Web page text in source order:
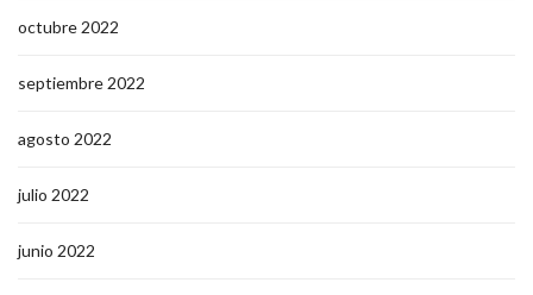
octubre 2022
septiembre 2022
agosto 2022
julio 2022
junio 2022